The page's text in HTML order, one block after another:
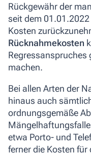
Rückgewähr der
seit dem
Kosten
Rücknahmekosten
Regressanspruches
machen.
Bei allen Arten der
hinaus auch
ordnungsgemäße
etwa Porto- und
ferner die Kosten